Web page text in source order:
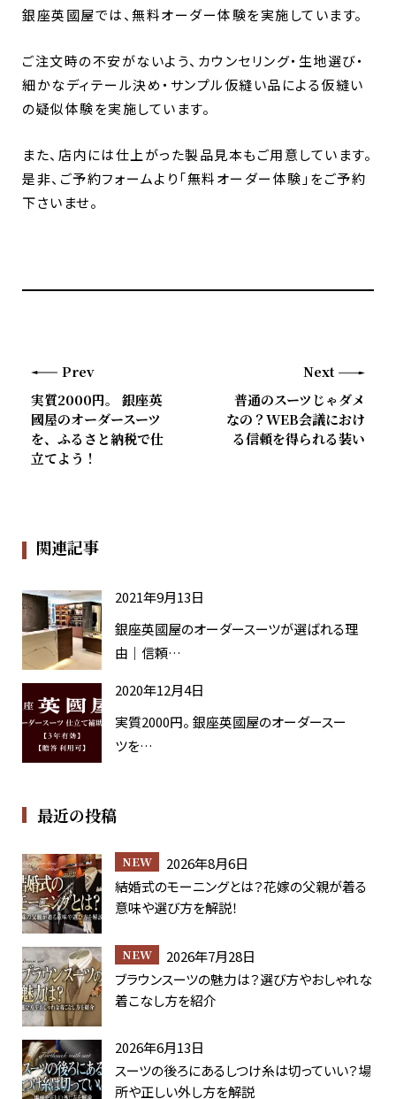
銀座英國屋では、無料オーダー体験を実施しています。
ご注文時の不安がないよう、カウンセリング・生地選び・
細かなディテール決め・サンプル仮縫い品による仮縫い
の疑似体験を実施しています。
また、店内には仕上がった製品見本もご用意しています。
是非、ご予約フォームより「無料オーダー体験」をご予約
下さいませ。
Prev
実質2000円。 銀座英
國屋のオーダースーツ
を、ふるさと納税で仕
立てよう！
Next
普通のスーツじゃダメ
なの？WEB会議におけ
る信頼を得られる装い
関連記事
2021年9月13日
銀座英國屋のオーダースーツが選ばれる理
由｜信頼…
2020年12月4日
実質2000円。 銀座英國屋のオーダースー
ツを…
最近の投稿
2026年8月6日
結婚式のモーニングとは？花嫁の父親が着る
意味や選び方を解説！
2026年7月28日
ブラウンスーツの魅力は？選び方やおしゃれな
着こなし方を紹介
2026年6月13日
スーツの後ろにあるしつけ糸は切っていい？場
所や正しい外し方を解説